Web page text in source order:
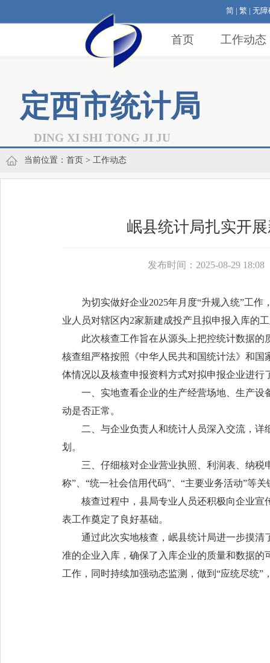
简 | 繁 | 无障
首页 工作动态
定西市统计局
DING XI SHI TONG JI JU
当前位置： 首页 > 工作动态
岷县统计局扎实开
发布时间：2025-08-29 18:08
为切实做好企业2025年月度“升规入统”工
业人员对辖区内2家新建成投产且拟申报入库的
此次核查工作旨在从源头上把控统计数据
核查组严格按照《中华人民共和国统计法》和
体情况以及核查申报资料方式对拟申报企业进行
一、实地查看企业的生产经营场地、生产
动是否正常。
二、与企业负责人和统计人员深入交流，
划。
三、仔细核对企业营业执照、利润表、纳
称”、“统一社会信用代码”、“主要业务活动”等
核查过程中，县局专业人员还积极向企业
表工作奠定了良好基础。
通过此次实地核查，岷县统计局进一步摸
准的企业入库，确保了入库企业的质量和数据
工作，同时持续加强动态监测，做到“应统尽统